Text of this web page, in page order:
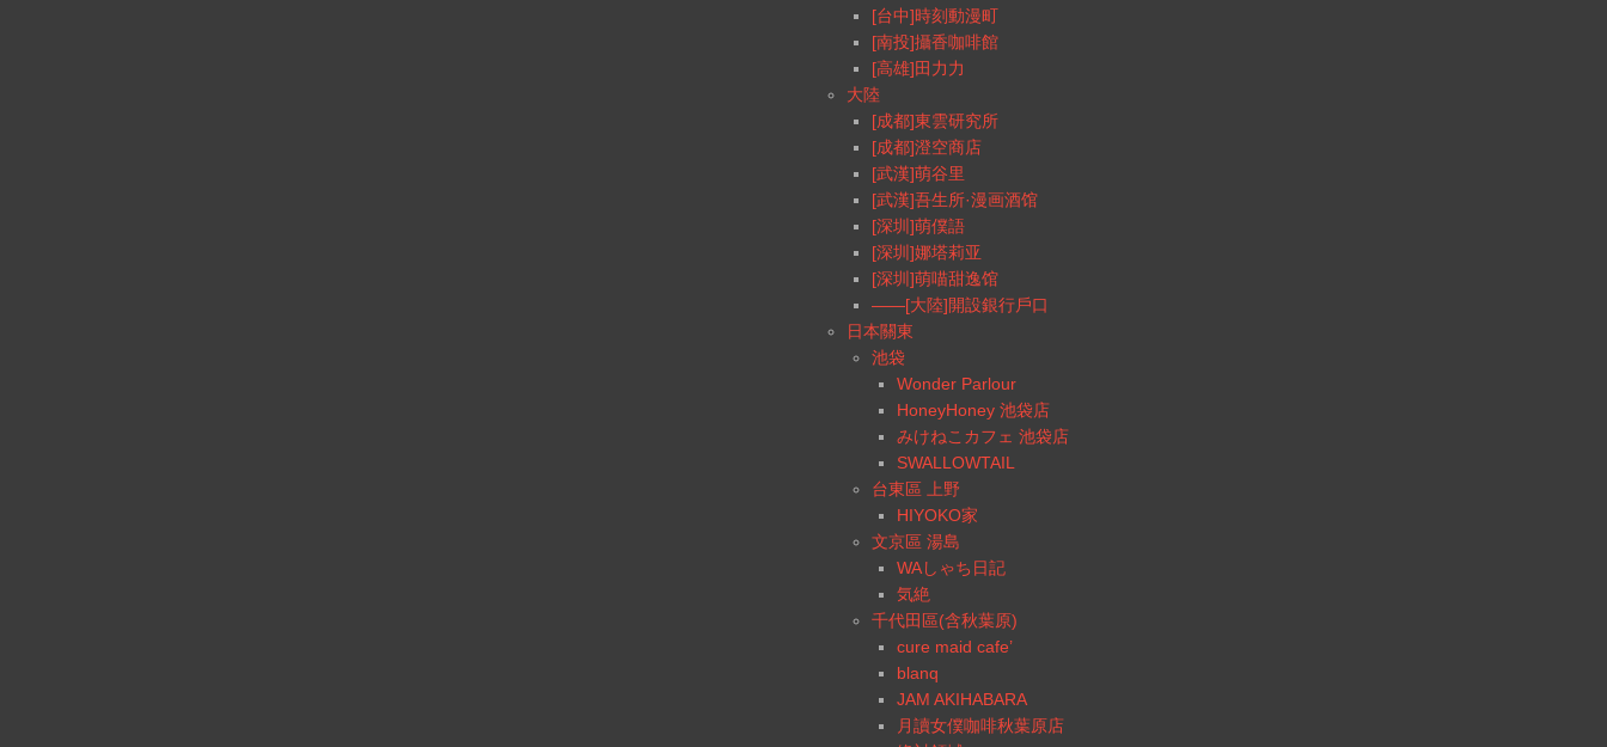
[台中]時刻動漫町
[南投]攝香咖啡館
[高雄]田力力
大陸
[成都]東雲研究所
[成都]澄空商店
[武漢]萌谷里
[武漢]吾生所·漫画酒馆
[深圳]萌僕語
[深圳]娜塔莉亚
[深圳]萌喵甜逸馆
——[大陸]開設銀行戶口
日本關東
池袋
Wonder Parlour
HoneyHoney 池袋店
みけねこカフェ 池袋店
SWALLOWTAIL
台東區 上野
HIYOKO家
文京區 湯島
WAしゃち日記
気絶
千代田區(含秋葉原)
cure maid cafe’
blanq
JAM AKIHABARA
月讀女僕咖啡秋葉原店